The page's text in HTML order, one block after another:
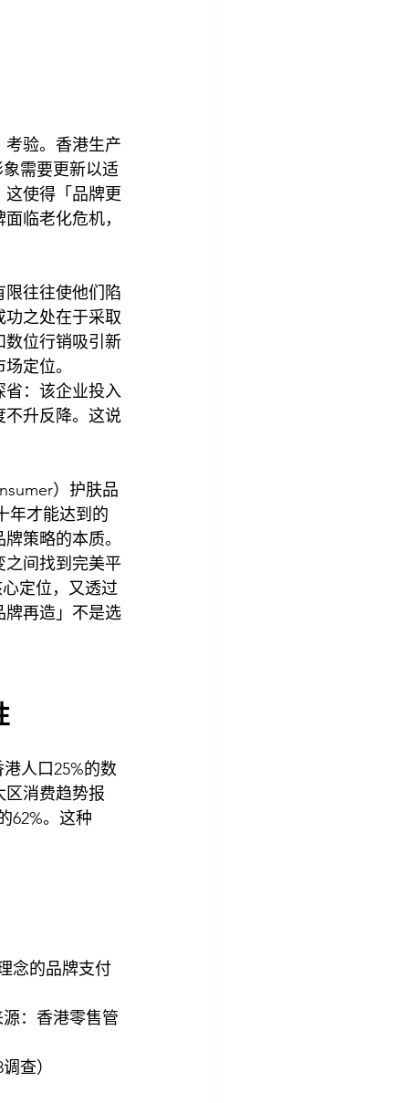
验。香港生产
需要更新以适
使得「品牌更
临老化危机，
往往使他们陷
之处在于采取
数位行销吸引新
定位。
省：该企业投入
不升反降。这说
）护肤品
年才能达到的
策略的本质。
间找到完美平
定位，又透过
牌再造」不是选
人口25%的数
区消费趋势报
62%。这种
念的品牌支付
：香港零售管
查）